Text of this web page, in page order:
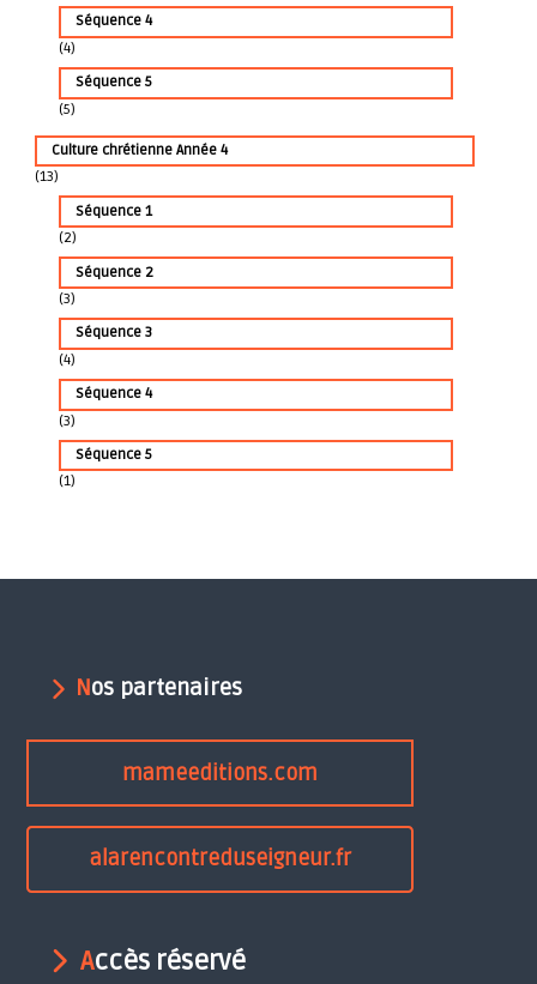
Séquence 4
(4)
Séquence 5
(5)
Culture chrétienne Année 4
(13)
Séquence 1
(2)
Séquence 2
(3)
Séquence 3
(4)
Séquence 4
(3)
Séquence 5
(1)
Nos partenaires
mameeditions.com
alarencontreduseigneur.fr
Accès réservé